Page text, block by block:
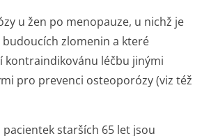
u žen po menopauze, u nichž je
zlomenin a které
kontraindikovánu léčbu jinými
pro prevenci osteoporózy (viz též
starších 65 let jsou